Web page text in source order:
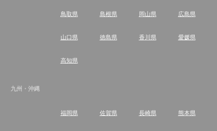
鳥取県 島根県 岡山県 広島県
山口県 徳島県 香川県 愛媛県
高知県
九州・沖縄
福岡県 佐賀県 長崎県 熊本県